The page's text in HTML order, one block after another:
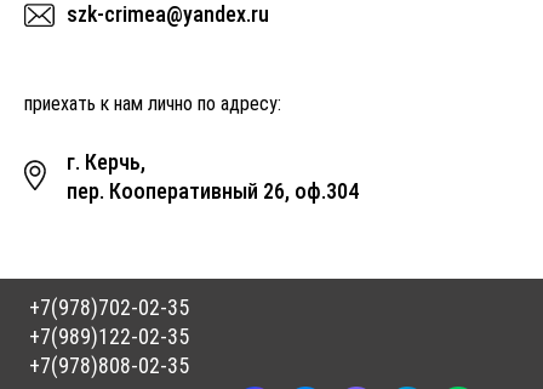
szk-crimea@yandex.ru
приехать к нам лично по адресу:
г. Керчь,
пер. Кооперативный 26, оф.304
+7(978)702-02-35
+7(989)122-02-35
+7(978)808-02-35